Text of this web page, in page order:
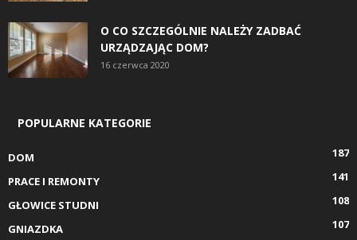
O CO SZCZEGÓLNIE NALEŻY ZADBAĆ
URZĄDZAJĄC DOM?
16 czerwca 2020
POPULARNE KATEGORIE
DOM
187
PRACE I REMONTY
141
GŁOWICE STUDNI
108
GNIAZDKA
107